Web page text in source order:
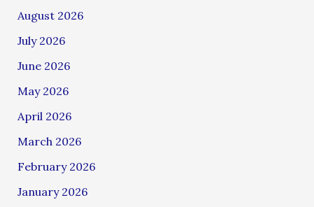
August 2026
July 2026
June 2026
May 2026
April 2026
March 2026
February 2026
January 2026